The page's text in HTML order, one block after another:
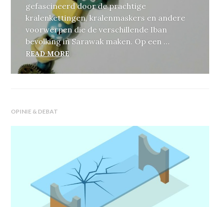
gefascineerd door de prachtige
kralenkettingen, kralenmaskers en andere
voorwerpen die de verschillende Iban
bevolking in Sarawak maken. Op een …
READ MORE
OPINIE & DEBAT